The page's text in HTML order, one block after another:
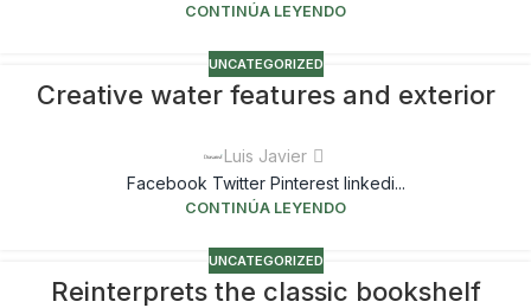
CONTINÚA LEYENDO
UNCATEGORIZED
Creative water features and exterior
Luis Javier
Facebook Twitter Pinterest linkedi...
CONTINÚA LEYENDO
UNCATEGORIZED
Reinterprets the classic bookshelf